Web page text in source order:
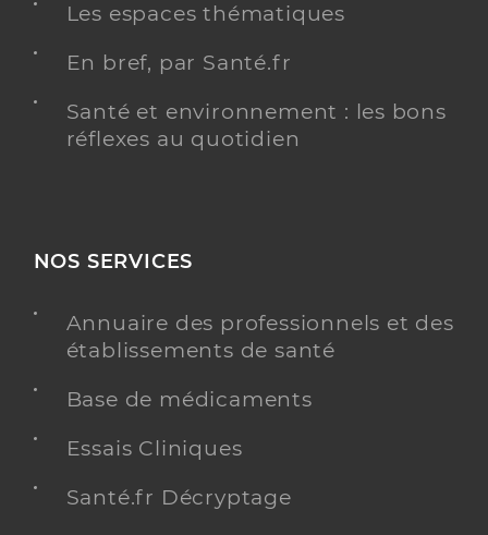
Les espaces thématiques
En bref, par Santé.fr
Santé et environnement : les bons
réflexes au quotidien
NOS SERVICES
Annuaire des professionnels et des
établissements de santé
Base de médicaments
Essais Cliniques
Santé.fr Décryptage